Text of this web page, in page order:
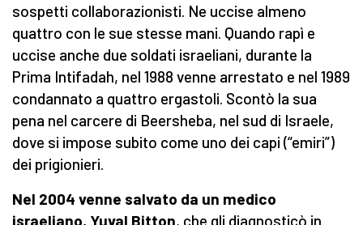
sospetti collaborazionisti. Ne uccise almeno
quattro con le sue stesse mani. Quando rapì e
uccise anche due soldati israeliani, durante la
Prima Intifadah, nel 1988 venne arrestato e nel 1989
condannato a quattro ergastoli. Scontò la sua
pena nel carcere di Beersheba, nel sud di Israele,
dove si impose subito come uno dei capi (“emiri”)
dei prigionieri.
Nel 2004 venne salvato da un medico
israeliano, Yuval Bitton, che gli diagnosticò in